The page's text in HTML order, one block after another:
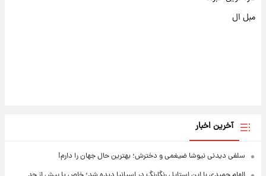
مبل ال
آخرین اخبار
سلفی دیدنی نیوشا ضیغمی و دخترش؛ بهترین حال جهان را دارم!